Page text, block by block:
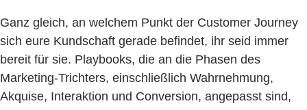
Ganz gleich, an welchem Punkt der Customer Journey
sich eure Kundschaft gerade befindet, ihr seid immer
bereit für sie. Playbooks, die an die Phasen des
Marketing-Trichters, einschließlich Wahrnehmung,
Akquise, Interaktion und Conversion, angepasst sind,